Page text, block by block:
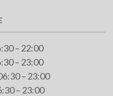
– 22:00
– 23:00
– 23:00
– 23:00